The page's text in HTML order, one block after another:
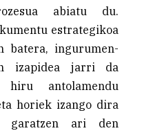
abiatu du.
estrategikoa
batera, ingurumen-
izapidea jarri da
hiru antolamendu
horiek izango dira
garatzen ari den